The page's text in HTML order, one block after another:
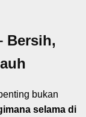
Bersih,
bukan
selama di